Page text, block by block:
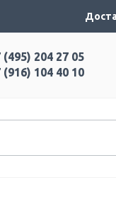
(495) 204 27 05
(916) 104 40 10